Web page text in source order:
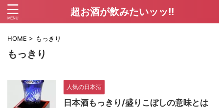
超お酒が飲みたいッッ!!
HOME > もっきり
もっきり
人気の日本酒
日本酒もっきり/盛りこぼしの意味とは